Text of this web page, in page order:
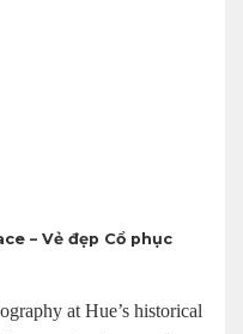
– Vẻ đẹp Cổ phục